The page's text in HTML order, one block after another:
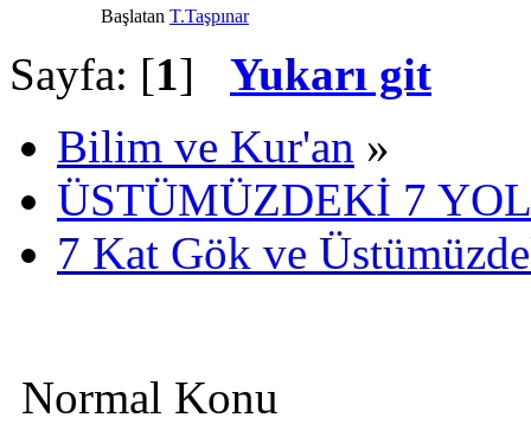
Başlatan T.Taşpınar
Sayfa: [1] Yukarı git
Bilim ve Kur'an »
ÜSTÜMÜZDEKİ 7 YOL
7 Kat Gök ve
Normal Konu